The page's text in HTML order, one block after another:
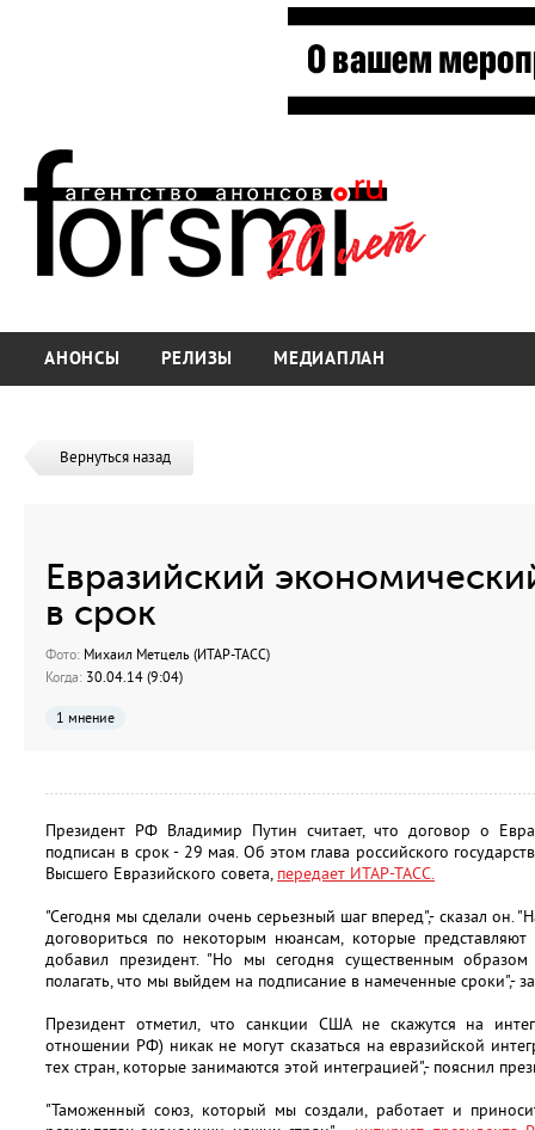
АНОНСЫ РЕЛИЗЫ МЕДИАПЛАН
Вернуться назад
Евразийский
в срок
Фото: Михаил Метцель (ИТАР-ТАСС)
Когда: 30.04.14 (9:04)
1 мнение
Президент РФ Владимир Путин считает, что договор о
подписан в срок - 29 мая. Об этом глава российского
Высшего Евразийского совета, передает ИТАР-ТАСС.
"Сегодня мы сделали очень серьезный шаг вперед",- сказал он.
договориться по некоторым нюансам, которые
добавил президент. "Но мы сегодня существенным
полагать, что мы выйдем на подписание в намеченные сроки",-
Президент отметил, что санкции США не скажутся на
отношении РФ) никак не могут сказаться на евразийской
тех стран, которые занимаются этой интеграцией",- пояснил
"Таможенный союз, который мы создали, работает и